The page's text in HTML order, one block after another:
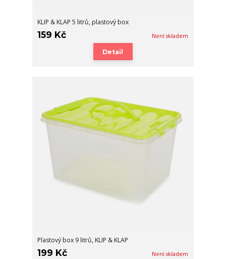
KLIP & KLAP 5 litrů, plastový box
159 Kč Není skladem
Detail
Plastový box 9 litrů, KLIP & KLAP
199 Kč Není skladem